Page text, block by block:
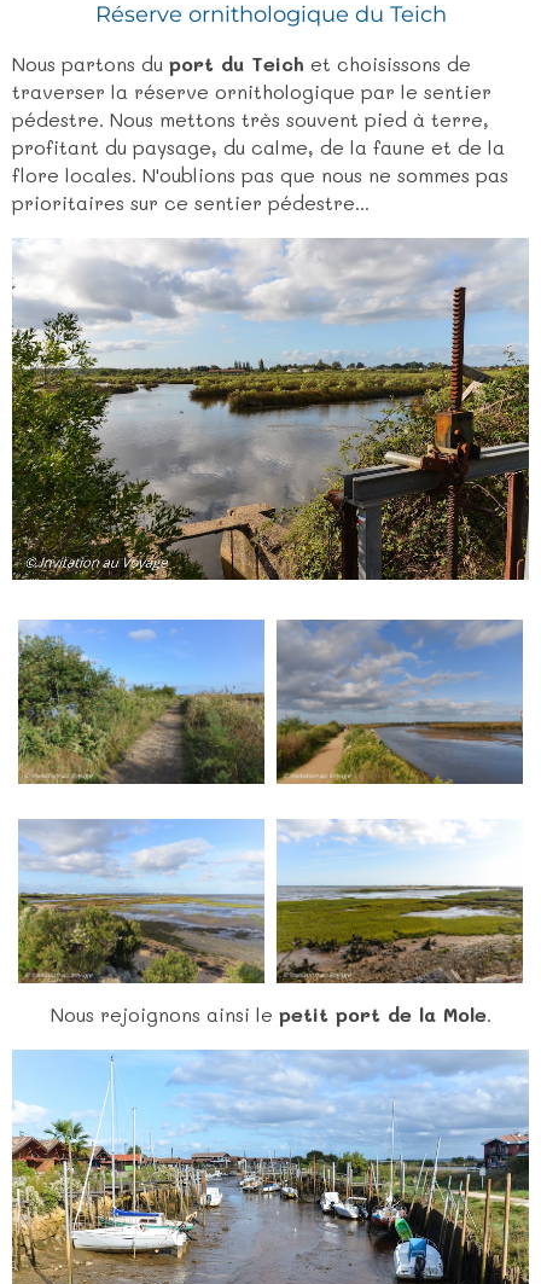
Réserve ornithologique du Teich
Nous partons du port du Teich et choisissons de
traverser la réserve ornithologique par le sentier
pédestre. Nous mettons très souvent pied à terre,
profitant du paysage, du calme, de la faune et de la
flore locales. N'oublions pas que nous ne sommes pas
prioritaires sur ce sentier pédestre...
Nous rejoignons ainsi le petit port de la Mole.